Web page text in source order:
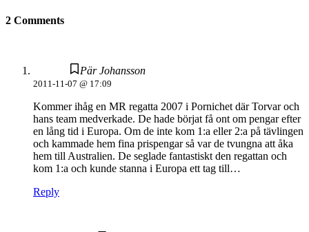
2 Comments
Pär Johansson
2011-11-07 @ 17:09
Kommer ihåg en MR regatta 2007 i Pornichet där Torvar och
hans team medverkade. De hade börjat få ont om pengar efter
en lång tid i Europa. Om de inte kom 1:a eller 2:a på tävlingen
och kammade hem fina prispengar så var de tvungna att åka
hem till Australien. De seglade fantastiskt den regattan och
kom 1:a och kunde stanna i Europa ett tag till…
Reply